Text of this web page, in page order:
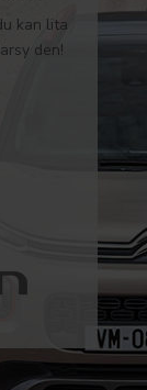
kan lita
den!